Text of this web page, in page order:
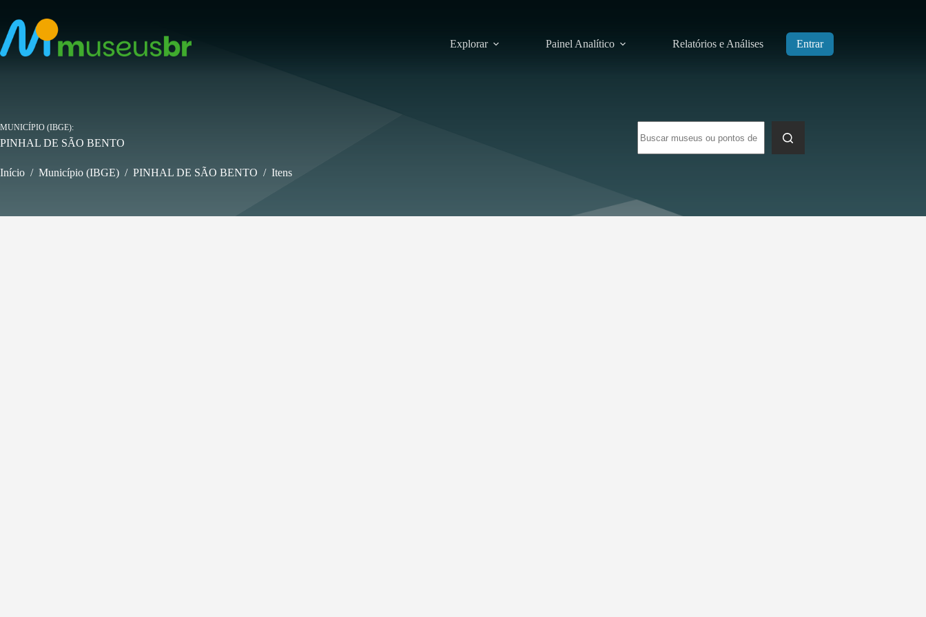
para
conteúdo
Explorar Painel Analítico Relatórios e Análises Entrar
resultados
MUNICÍPIO (IBGE)
PINHAL DE SÃO BENTO
Início / Município (IBGE) / PINHAL DE SÃO BENTO / Itens